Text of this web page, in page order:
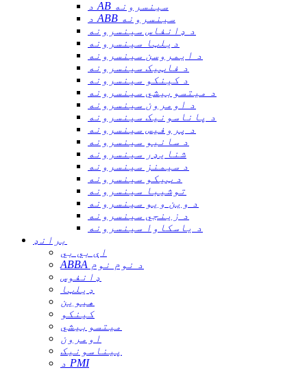
د AB سینسرونه
د ABB سینسرونه
د ډانفاس سینسرونه
دیلټا سینسرونه
د ایمروسن سینسرونه
د فاټیک سینسرونه
د کینکو سینسرونه
د میتسوبیشي سینسرونه
د اومرون سینسرونه
د پاناسونیک سینسرونه
د پروفیس سینسرونه
د سانیو سینسرونه
شنایډر سینسرونه
د سیمنز سینسرونه
د ټیکو سینسرونه
توشیبا سینسرونه
د وین ویو سینسرونه
د زینجي سینسرونه
د یاسکاوا سینسرونه
برانډ
اې بي بي
ABBA د نوم نوم
ډانفوس
ډیلټا
هیوین
کینکو
میتسوبیشي
اومرون
پیناسونیک
د PMI